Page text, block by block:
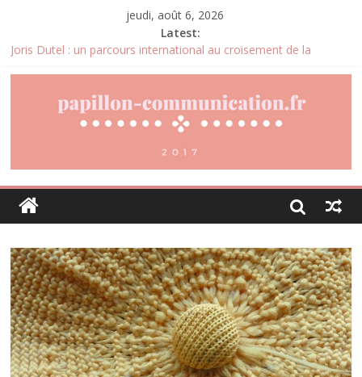
jeudi, août 6, 2026
Latest:
Joris Dutel : un parcours international au croisement de la
Pourquoi la gestion locative devient un levier stratégique pour
valoriser son patrimoine immobilier
Agria : une assurance santé animale conçue pour répondre aux
besoins des propriétaires
Denis Bouclon : l’éducation, la diplomatie et l’engagement
international au cœur d’un parcours singulier